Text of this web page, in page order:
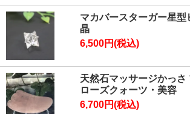
マカバースターガー星型
晶
6,500円(税込)
天然石マッサージかっさ
ローズクォーツ・美容
6,700円(税込)